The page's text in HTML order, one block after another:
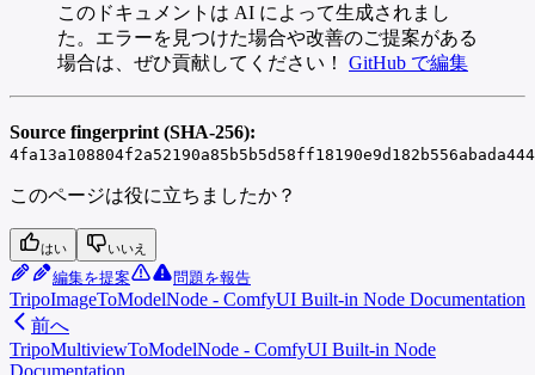
このドキュメントは AI によって生成されまし
た。エラーを見つけた場合や改善のご提案がある
場合は、ぜひ貢献してください！ GitHub で編集
Source fingerprint (SHA-256):
このページは役に立ちましたか？
はい いいえ
編集を提案 問題を報告
TripoImageToModelNode - ComfyUI Built-in Node Documentation
前へ
TripoMultiviewToModelNode - ComfyUI Built-in Node
Documentation